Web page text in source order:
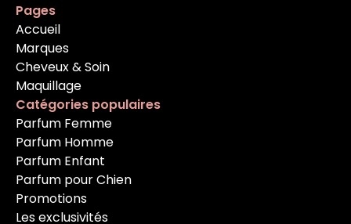
Pages
Accueil
Marques
Cheveux & Soin
Maquillage
Catégories populaires
Parfum Femme
Parfum Homme
Parfum Enfant
Parfum pour Chien
Promotions
Les exclusivités